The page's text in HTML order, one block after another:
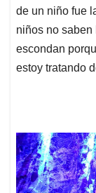
de un niño fue
niños no saben
escondan
estoy tratando